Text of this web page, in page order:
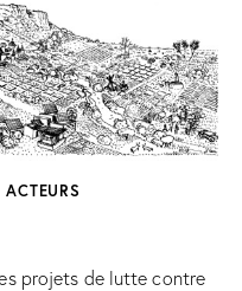
ACTEURS
projets de lutte contre